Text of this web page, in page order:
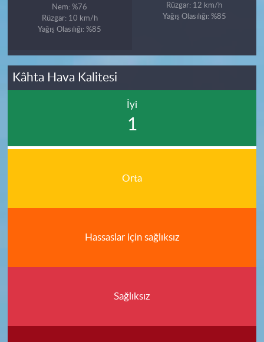
Nem: %76
Rüzgar: 10 km/h
Yağış Olasılığı: %85
Rüzgar: 12 km/h
Yağış Olasılığı: %85
Kâhta Hava Kalitesi
İyi
1
Orta
Hassaslar için sağlıksız
Sağlıksız